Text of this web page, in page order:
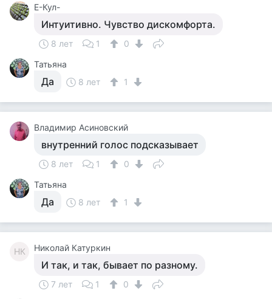
Е-Кул-
Интуитивно. Чувство дискомфорта.
8 лет 1
0
Татьяна
Да 8 лет 1
Владимир Асиновский
внутренний голос подсказывает
8 лет 1
0
Татьяна
Да 8 лет 1
НК Николай Катуркин
И так, и так, бывает по разному.
7 лет 1
0